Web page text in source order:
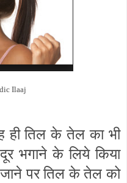
Ilaaj
ही तिल के तेल का भी
दूर भगाने के लिये किया
जाने पर तिल के तेल को